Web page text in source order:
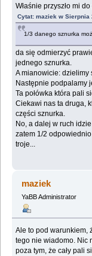
Właśnie przyszło mi
Cytat: maziek w Sierpnia
1/3 danego sznurka
da się odmierzyć
jednego sznurka.
A mianowicie: dzielimy
Następnie podpalamy
Ta połówka która pali
Ciekawi nas ta druga,
części sznurka.
No, a dalej w ruch
zatem 1/2
troje...
maziek
YaBB Administrator
Ale to pod warunkiem,
tego nie wiadomo. Nic
poza tym, że cały pali